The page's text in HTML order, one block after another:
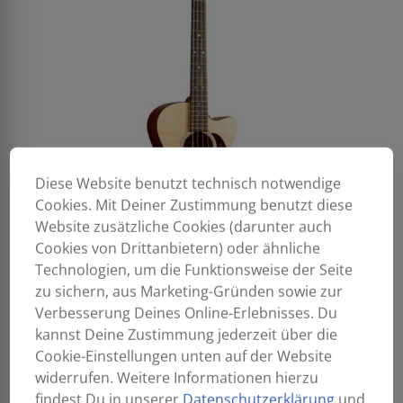
Diese Website benutzt technisch notwendige
Cookies. Mit Deiner Zustimmung benutzt diese
Website zusätzliche Cookies (darunter auch
Cookies von Drittanbietern) oder ähnliche
Technologien, um die Funktionsweise der Seite
zu sichern, aus Marketing-Gründen sowie zur
Verbesserung Deines Online-Erlebnisses. Du
kannst Deine Zustimmung jederzeit über die
Cookie-Einstellungen unten auf der Website
widerrufen. Weitere Informationen hierzu